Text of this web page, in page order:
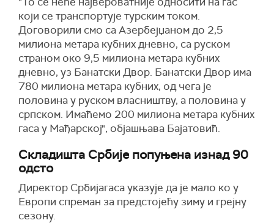
који се транспортује турским током.
Договорили смо са Азербејџаном до 2,5
милиона метара кубних дневно, са руском
страном око 9,5 милиона метара кубних
дневно, уз Банатски Двор. Банатски Двор има
780 милиона метара кубних, од чега је
половина у руском власништву, а половина у
српском. Имаћемо 200 милиона метара кубних
гаса у Мађарској", објашњава Бајатовић.
Складишта Србије попуњена изнад 90
одсто
Директор Србијагасауказује да је мало ко у
Европи спреман за предстојећу зиму и грејну
сезону.